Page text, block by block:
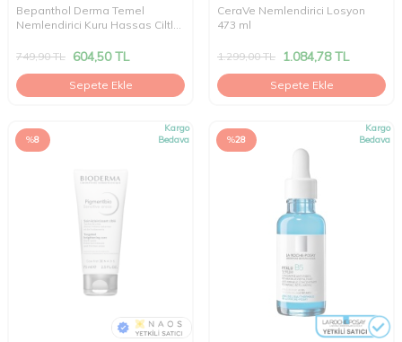
Bepanthol Derma Temel
Nemlendirici Kuru Hassas Ciltler
749,90TL 604,50TL
Sepete Ekle
CeraVe Nemlendirici Losyon
473 ml
1.299,00TL 1.084,78TL
Sepete Ekle
%8
Kargo
Bedava
%28
Kargo
Bedava